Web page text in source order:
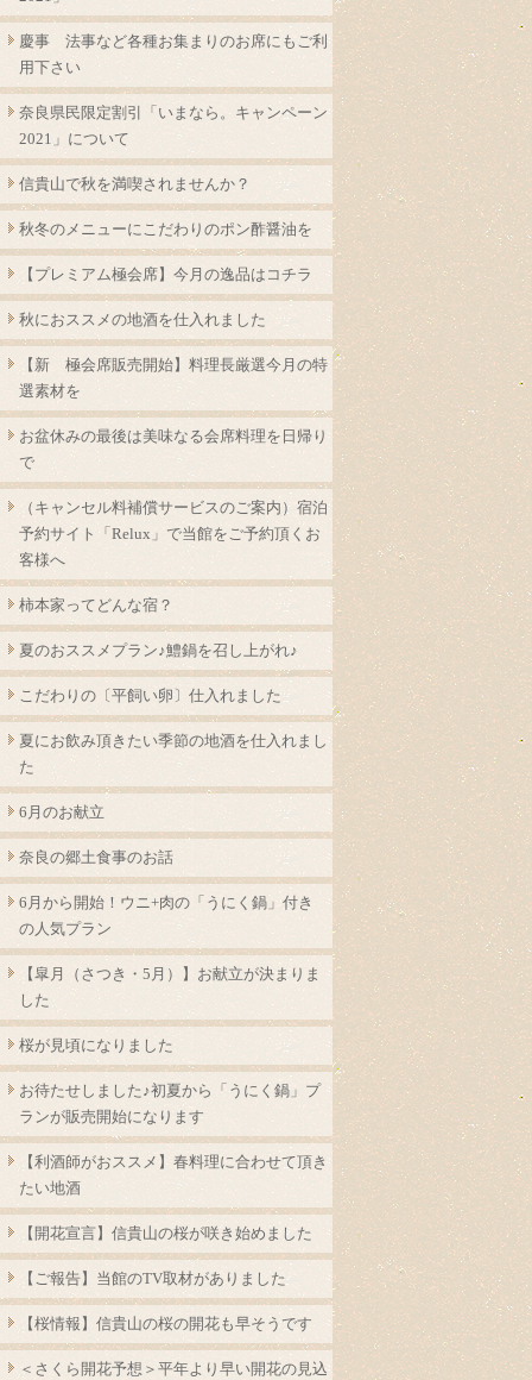
慶事 法事など各種お集まりのお席にもご利
用下さい
奈良県民限定割引「いまなら。キャンペーン
2021」について
信貴山で秋を満喫されませんか？
秋冬のメニューにこだわりのポン酢醤油を
【プレミアム極会席】今月の逸品はコチラ
秋におススメの地酒を仕入れました
【新 極会席販売開始】料理長厳選今月の特
選素材を
お盆休みの最後は美味なる会席料理を日帰り
で
（キャンセル料補償サービスのご案内）宿泊
予約サイト「Relux」で当館をご予約頂くお
客様へ
柿本家ってどんな宿？
夏のおススメプラン♪鱧鍋を召し上がれ♪
こだわりの〔平飼い卵〕仕入れました
夏にお飲み頂きたい季節の地酒を仕入れまし
た
6月のお献立
奈良の郷土食事のお話
6月から開始！ウニ+肉の「うにく鍋」付き
の人気プラン
【皐月（さつき・5月）】お献立が決まりま
した
桜が見頃になりました
お待たせしました♪初夏から「うにく鍋」プ
ランが販売開始になります
【利酒師がおススメ】春料理に合わせて頂き
たい地酒
【開花宣言】信貴山の桜が咲き始めました
【ご報告】当館のTV取材がありました
【桜情報】信貴山の桜の開花も早そうです
＜さくら開花予想＞平年より早い開花の見込